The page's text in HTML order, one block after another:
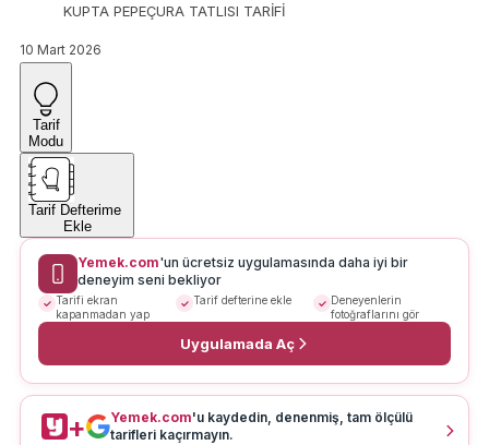
KUPTA PEPEÇURA TATLISI TARİFİ
10 Mart 2026
Tarif
Modu
Tarif Defterime
Ekle
Yemek.com'un ücretsiz uygulamasında daha iyi bir
deneyim seni bekliyor
Tarifi ekran
kapanmadan yap
Tarif defterine ekle
Deneyenlerin
fotoğraflarını gör
Uygulamada Aç
+ Yemek.com'u kaydedin, denenmiş, tam ölçülü
tarifleri kaçırmayın.